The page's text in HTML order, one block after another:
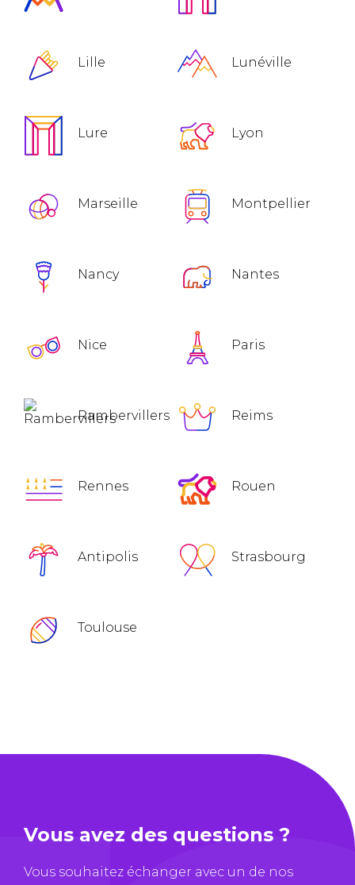
Lille Lunéville
Lure Lyon
Marseille Montpellier
Nancy Nantes
Nice Paris
Rambervillers Reims
Rennes Rouen
Antipolis Strasbourg
Toulouse
Vous avez des questions ?
Vous souhaitez échanger avec un de nos